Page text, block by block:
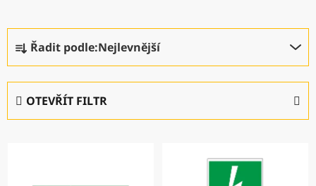
Ř
z
Řadit podle:Nejlevnější
OTEVŘÍT FILTR